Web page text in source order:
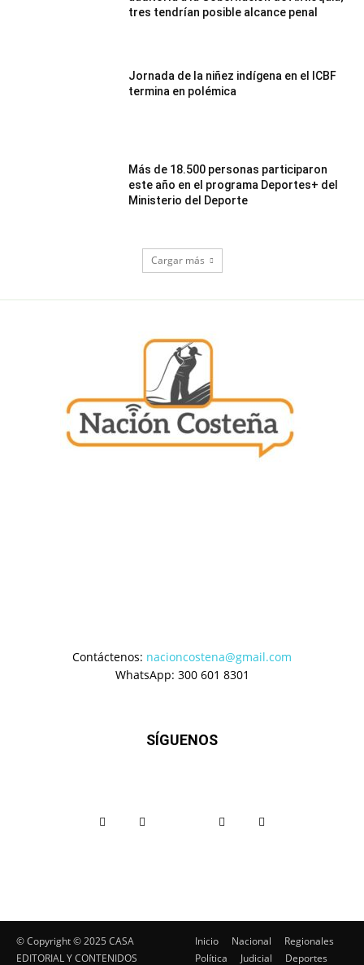
tres tendrían posible alcance penal
Jornada de la niñez indígena en el ICBF
termina en polémica
Más de 18.500 personas participaron
este año en el programa Deportes+ del
Ministerio del Deporte
Cargar más
Contáctenos: nacioncostena@gmail.com
WhatsApp: 300 601 8301
SÍGUENOS
© Copyright ©️ 2025 CASA
EDITORIAL Y CONTENIDOS
Inicio Nacional
Regionales
Política
Judicial Deportes